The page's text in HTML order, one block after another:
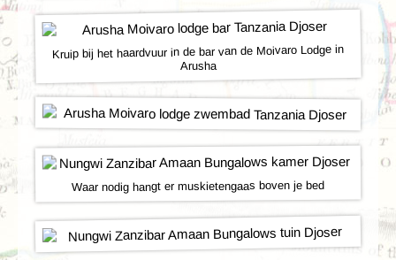
Kruip bij het haardvuur in de bar van de Moivaro Lodge in
Arusha
Waar nodig hangt er muskietengaas boven je bed